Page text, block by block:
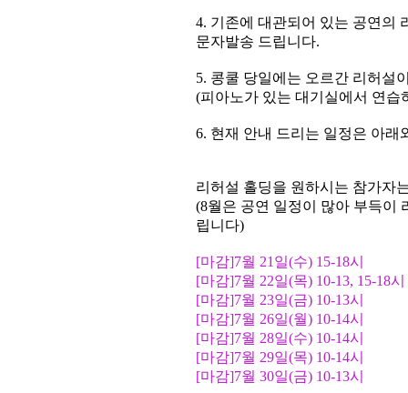
4. 기존에 대관되어 있는 공연의
문자발송 드립니다.
5. 콩쿨 당일에는 오르간 리허설
(피아노가 있는 대기실에서 연습
6. 현재 안내 드리는 일정은 아래
리허설 홀딩을 원하시는 참가자
(8월은 공연 일정이 많아 부득이
립니다)
[마감]7월 21 일(수) 15-18시
[마감]7월 22일(목) 10-13, 15-18시
[마감]7월 23일(금) 10-13시
[마감]7월 26일(월) 10-14시
[마감]7월 28일(수) 10-14시
[마감]7월 29일(목) 10-14시
[마감]7월 30일(금) 10-13시